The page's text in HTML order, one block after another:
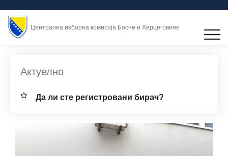
Централна изборна комисија Босне и Херцеговине
Актуелно
Дa ли стe рeгистрoвaни бирач?